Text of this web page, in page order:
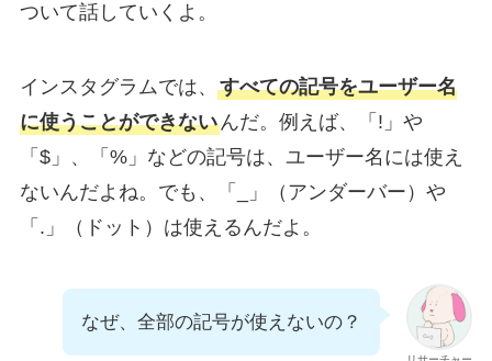
ついて話していくよ。
インスタグラムでは、 すべての記号をユーザー名
に使うことができないんだ。例えば、「!」や
「$」、「%」などの記号は、ユーザー名には使え
ないんだよね。でも、「_」（アンダーバー）や
「.」（ドット）は使えるんだよ。
なぜ、全部の記号が使えないの？